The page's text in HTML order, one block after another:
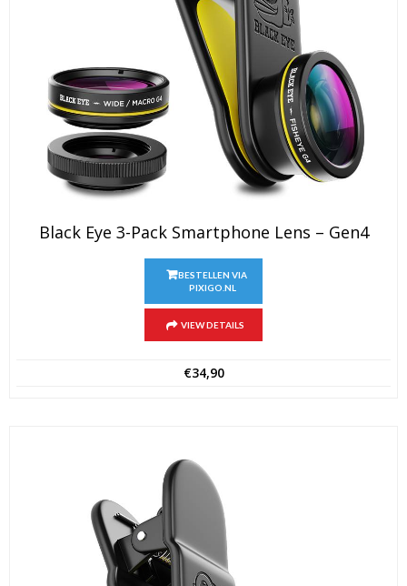
Black Eye 3-Pack Smartphone Lens – Gen4
BESTELLEN VIA
PIXIGO.NL
VIEW DETAILS
€34,90